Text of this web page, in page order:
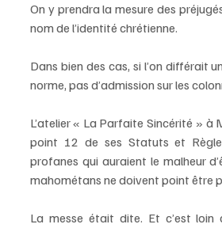
On y prendra la mesure des
nom de l’identité chrétienne.
Dans bien des cas, si l’on différait
norme, pas d’admission sur les
L’atelier « La Parfaite Sincérité » à
point 12 de ses Statuts et
profanes qui auraient le malheur
mahométans ne doivent point être
La messe était dite. Et c’est loin